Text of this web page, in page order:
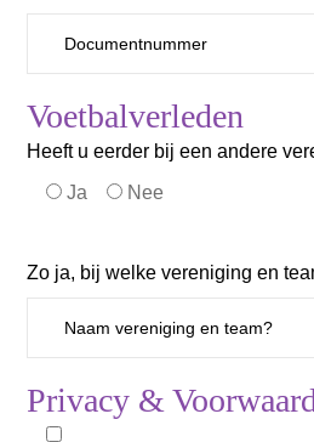
Voetbalverleden
Heeft u eerder bij een andere
Ja
Nee
Zo ja, bij welke vereniging en
Privacy &